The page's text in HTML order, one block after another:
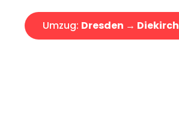
Umzug: Dresden → Diekirch